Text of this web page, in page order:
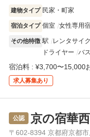
建物タイプ 民家・町家
宿泊タイプ 個室 女性専用
その他特徴 駅 レンタサイ
ドライヤー バ
宿泊料 : ¥3,700〜15,000
求人募集あり
公認 京の宿華
〒602-8394 京都府京都